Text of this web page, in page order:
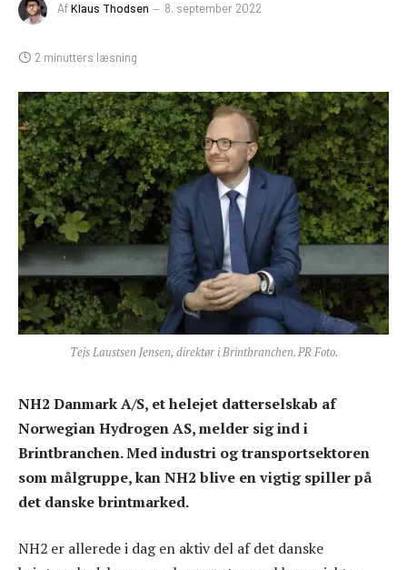
AfKlaus Thodsen 8. september 2022
2 minutters læsning
Tejs Laustsen Jensen, direktør i Brintbranchen. PR Foto.
NH2 Danmark A/S, et helejet datterselskab af
Norwegian Hydrogen AS, melder sig ind i
Brintbranchen. Med industri og transportsektoren
som målgruppe, kan NH2 blive en vigtig spiller på
det danske brintmarked.
NH2 er allerede i dag en aktiv del af det danske